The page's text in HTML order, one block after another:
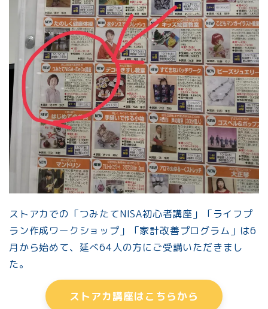
ストアカでの「つみたてNISA初心者講座」「ライフプ
ラン作成ワークショップ」「家計改善プログラム」は6
月から始めて、延べ64人の方にご受講いただきまし
た。
ストアカ講座はこちらから